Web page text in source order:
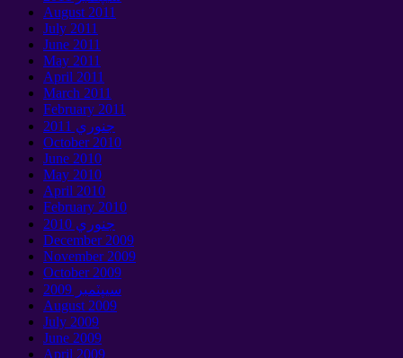
August 2011
July 2011
June 2011
May 2011
April 2011
March 2011
February 2011
جنوري 2011
October2010
June 2010
May 2010
April 2010
February 2010
جنوري 2010
December2009
November2009
October2009
سيپٽمبر 2009
August 2009
July 2009
June 2009
April 2009